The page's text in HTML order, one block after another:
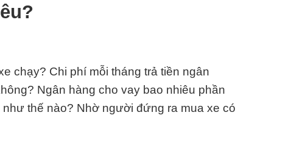
chạy? Chi phí mỗi tháng trả tiền ngân
Ngân hàng cho vay bao nhiêu phần
thế nào? Nhờ người đứng ra mua xe có